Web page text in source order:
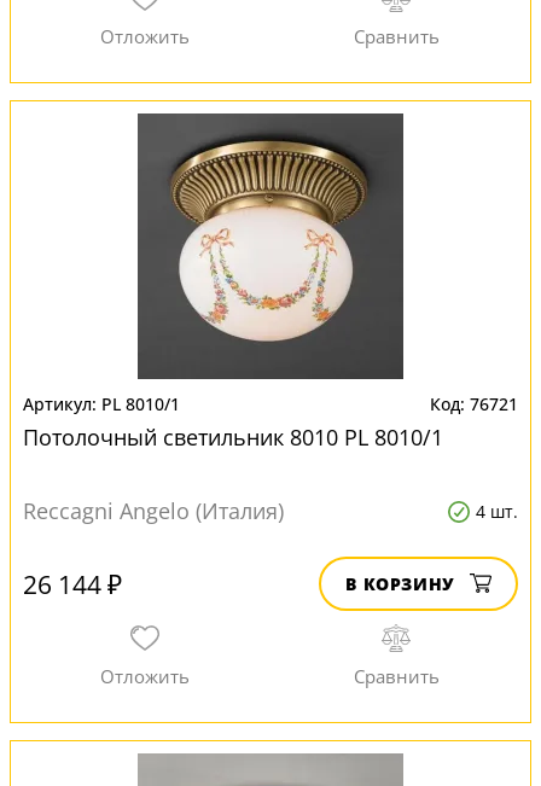
PL 8010/1 76721
Потолочный светильник 8010 PL 8010/1
Reccagni Angelo (Италия) 4 шт.
26 144 ₽ В КОРЗИНУ